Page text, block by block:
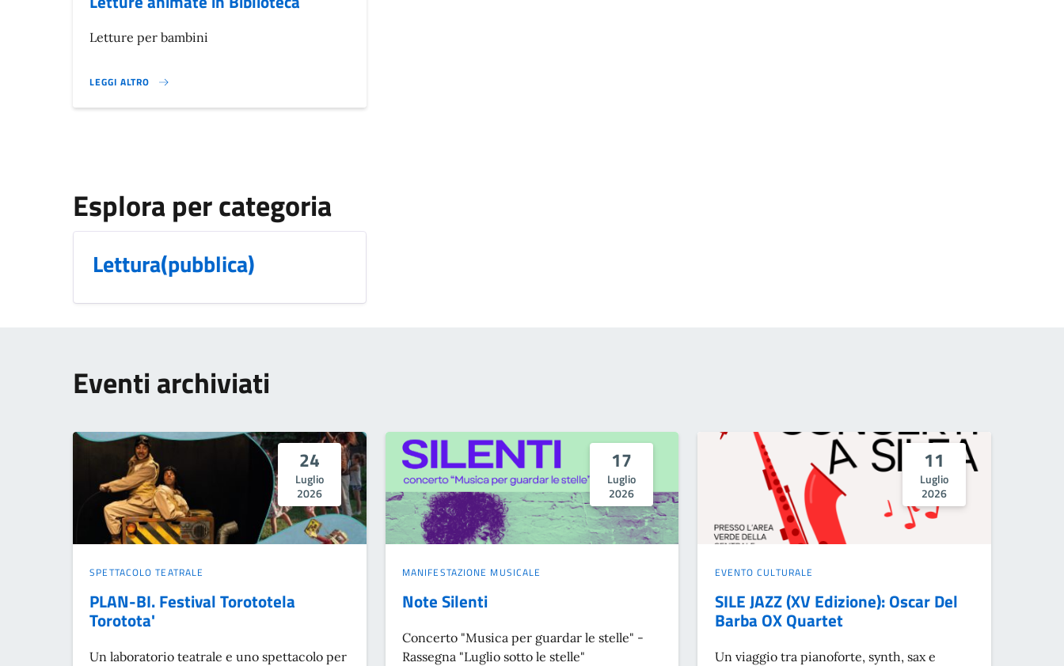
Letture per bambini
LEGGI ALTRO
LETTURE ANIMATE IN BIBLIOTECA}
Esplora per categoria
Lettura(pubblica)
Eventi archiviati
24
Luglio
2026
SPETTACOLO TEATRALE
PLAN-BI. Festival Torototela
Torotota'
Un laboratorio teatrale e uno spettacolo per
17
Luglio
2026
MANIFESTAZIONE MUSICALE
Note Silenti
Concerto "Musica per guardar le stelle" -
Rassegna "Luglio sotto le stelle"
11
Luglio
2026
EVENTO CULTURALE
SILE JAZZ (XV Edizione): Oscar Del
Barba OX Quartet
Un viaggio tra pianoforte, synth, sax e